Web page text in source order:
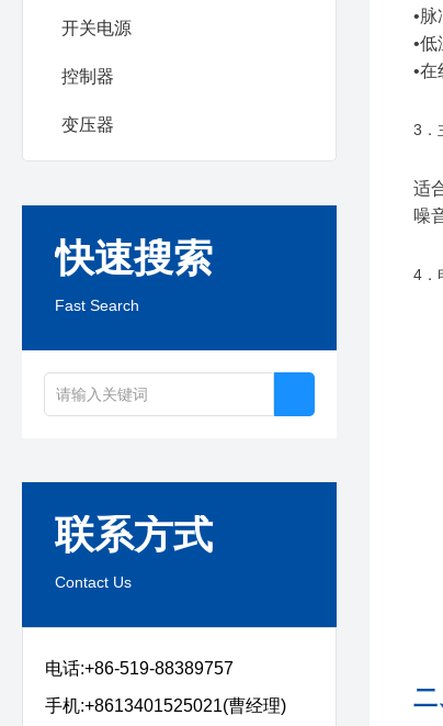
开关电源
控制器
变压器
快速搜索
Fast Search
联系方式
Contact Us
电话:+86-519-88389757
手机:+8613401525021(曹经理)
•
•
•
3．
适
噪
4．
二